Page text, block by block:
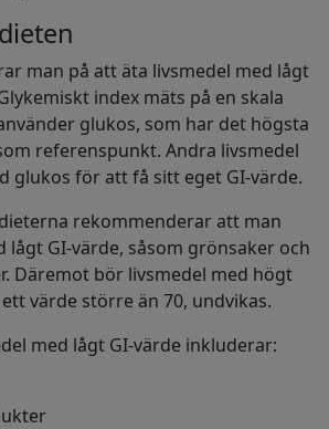
man på att äta livsmedel med lågt
index mäts på en skala
glukos, som har det högsta
referenspunkt. Andra livsmedel
glukos för att få sitt eget GI-värde.
rekommenderar att man
lågt GI-värde, såsom grönsaker och
Däremot bör livsmedel med högt
värde större än 70, undvikas.
med lågt GI-värde inkluderar: